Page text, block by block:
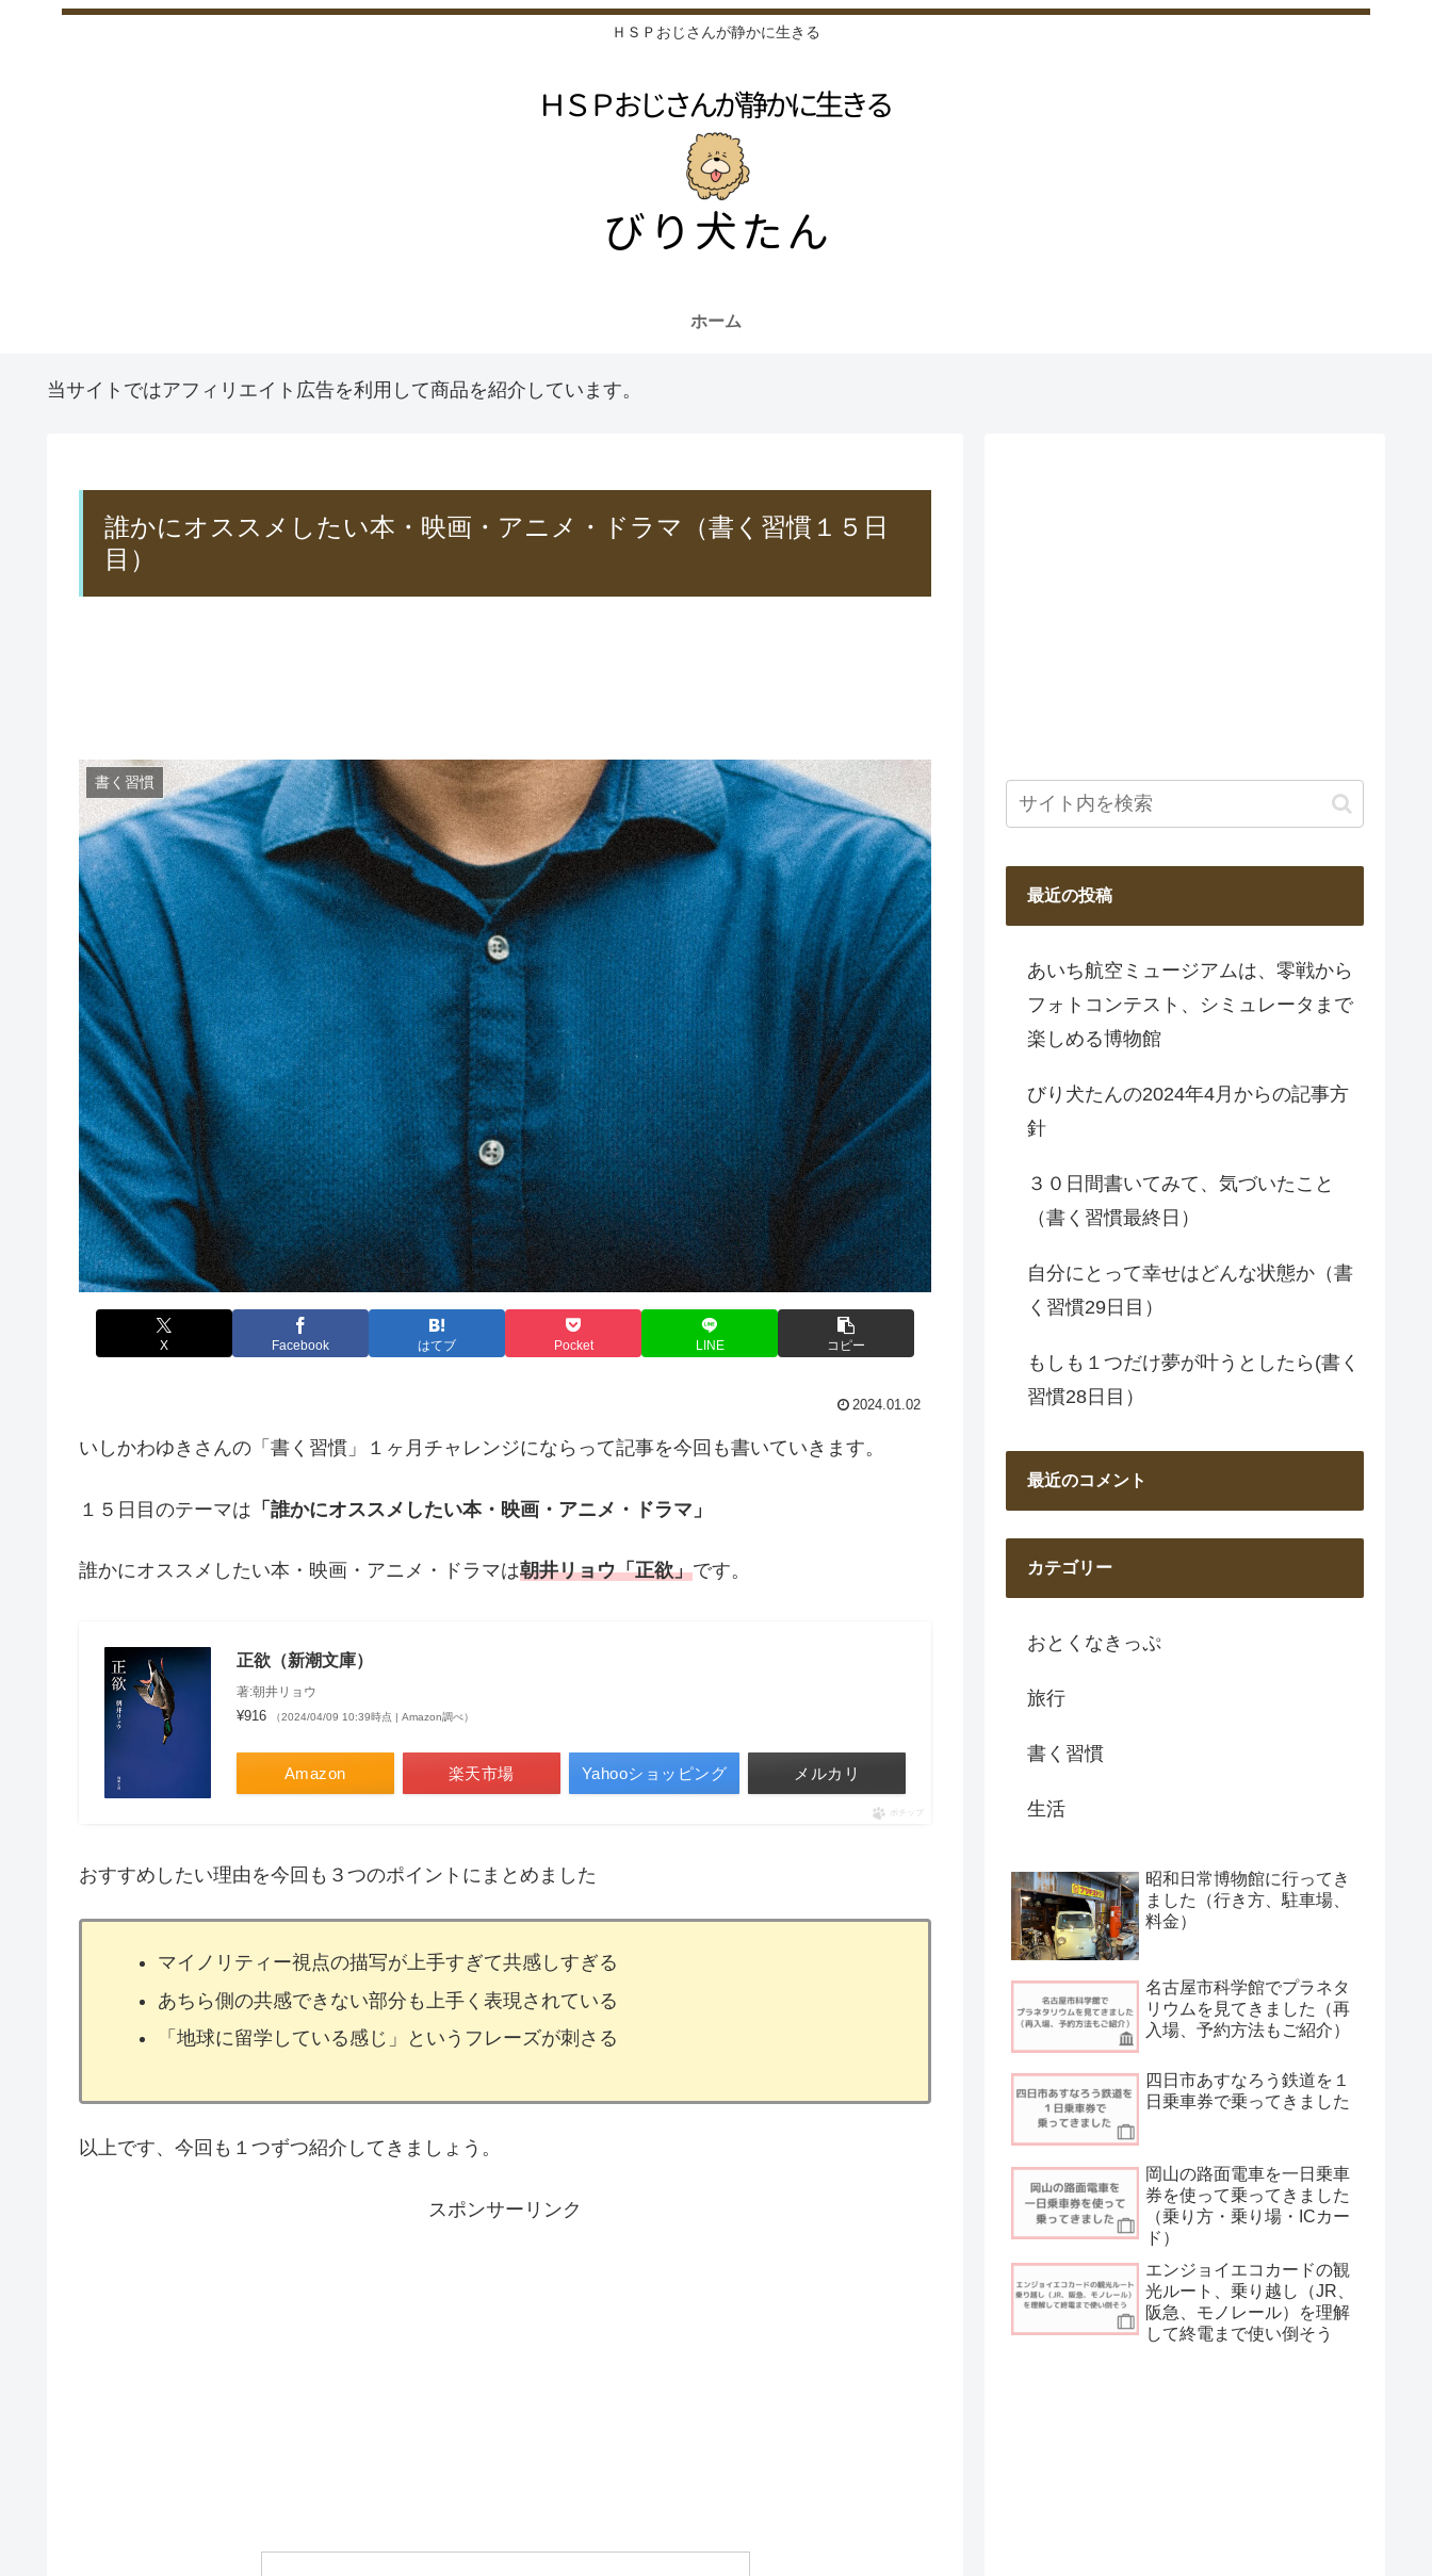
ＨＳＰおじさんが静かに生きる
ホーム
当サイトではアフィリエイト広告を利用して商品を紹介しています。
誰かにオススメしたい本・映画・アニメ・ドラマ（書く習慣１５日
目）
書く習慣
X Facebook はてブ Pocket LINE コピー
2024.01.02
いしかわゆきさんの「書く習慣」１ヶ月チャレンジにならって記事を今回も書いていきます。
１５日目のテーマは 「誰かにオススメしたい本・映画・アニメ・ドラマ」
誰かにオススメしたい本・映画・アニメ・ドラマは朝井リョウ「正欲」です。
正欲（新潮文庫）
著:朝井リョウ
¥916 （2024/04/09 10:39時点 | Amazon調べ）
Amazon 楽天市場 Yahooショッピング メルカリ
ポチップ
おすすめしたい理由を今回も３つのポイントにまとめました
マイノリティー視点の描写が上手すぎて共感しすぎる
あちら側の共感できない部分も上手く表現されている
「地球に留学している感じ」というフレーズが刺さる
以上です、今回も１つずつ紹介してきましょう。
スポンサーリンク
最近の投稿
あいち航空ミュージアムは、零戦から
フォトコンテスト、シミュレータまで
楽しめる博物館
びり犬たんの2024年4月からの記事方
針
３０日間書いてみて、気づいたこと
（書く習慣最終日）
自分にとって幸せはどんな状態か（書
く習慣29日目）
もしも１つだけ夢が叶うとしたら(書く
習慣28日目）
最近のコメント
カテゴリー
おとくなきっぷ
旅行
書く習慣
生活
昭和日常博物館に行ってき
ました（行き方、駐車場、
料金）
名古屋市科学館でプラネタ
リウムを見てきました（再
入場、予約方法もご紹介）
四日市あすなろう鉄道を１
日乗車券で乗ってきました
岡山の路面電車を一日乗車
券を使って乗ってきました
（乗り方・乗り場・ICカー
ド）
エンジョイエコカードの観
光ルート、乗り越し（JR、
阪急、モノレール）を理解
して終電まで使い倒そう